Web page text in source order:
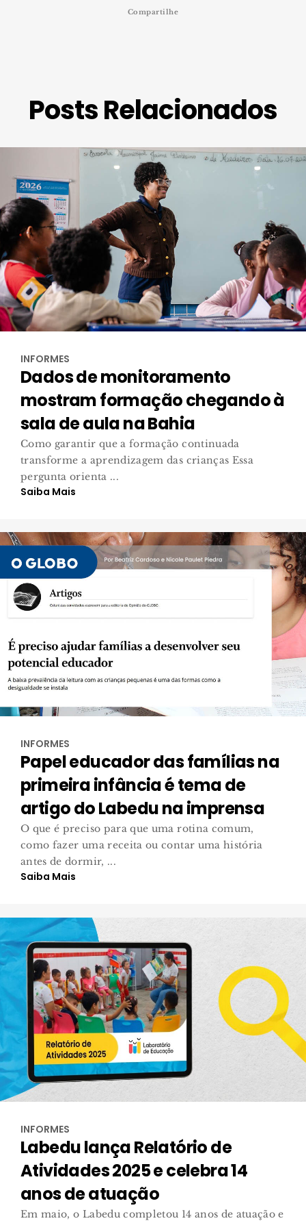
Compartilhe
Posts Relacionados
INFORMES
Dados de monitoramento
mostram formação chegando à
sala de aula na Bahia
Como garantir que a formação continuada
transforme a aprendizagem das crianças Essa
pergunta orienta ...
Saiba Mais
INFORMES
Papel educador das famílias na
primeira infância é tema de
artigo do Labedu na imprensa
O que é preciso para que uma rotina comum,
como fazer uma receita ou contar uma história
antes de dormir, ...
Saiba Mais
INFORMES
Labedu lança Relatório de
Atividades 2025 e celebra 14
anos de atuação
Em maio, o Labedu completou 14 anos de atuação e